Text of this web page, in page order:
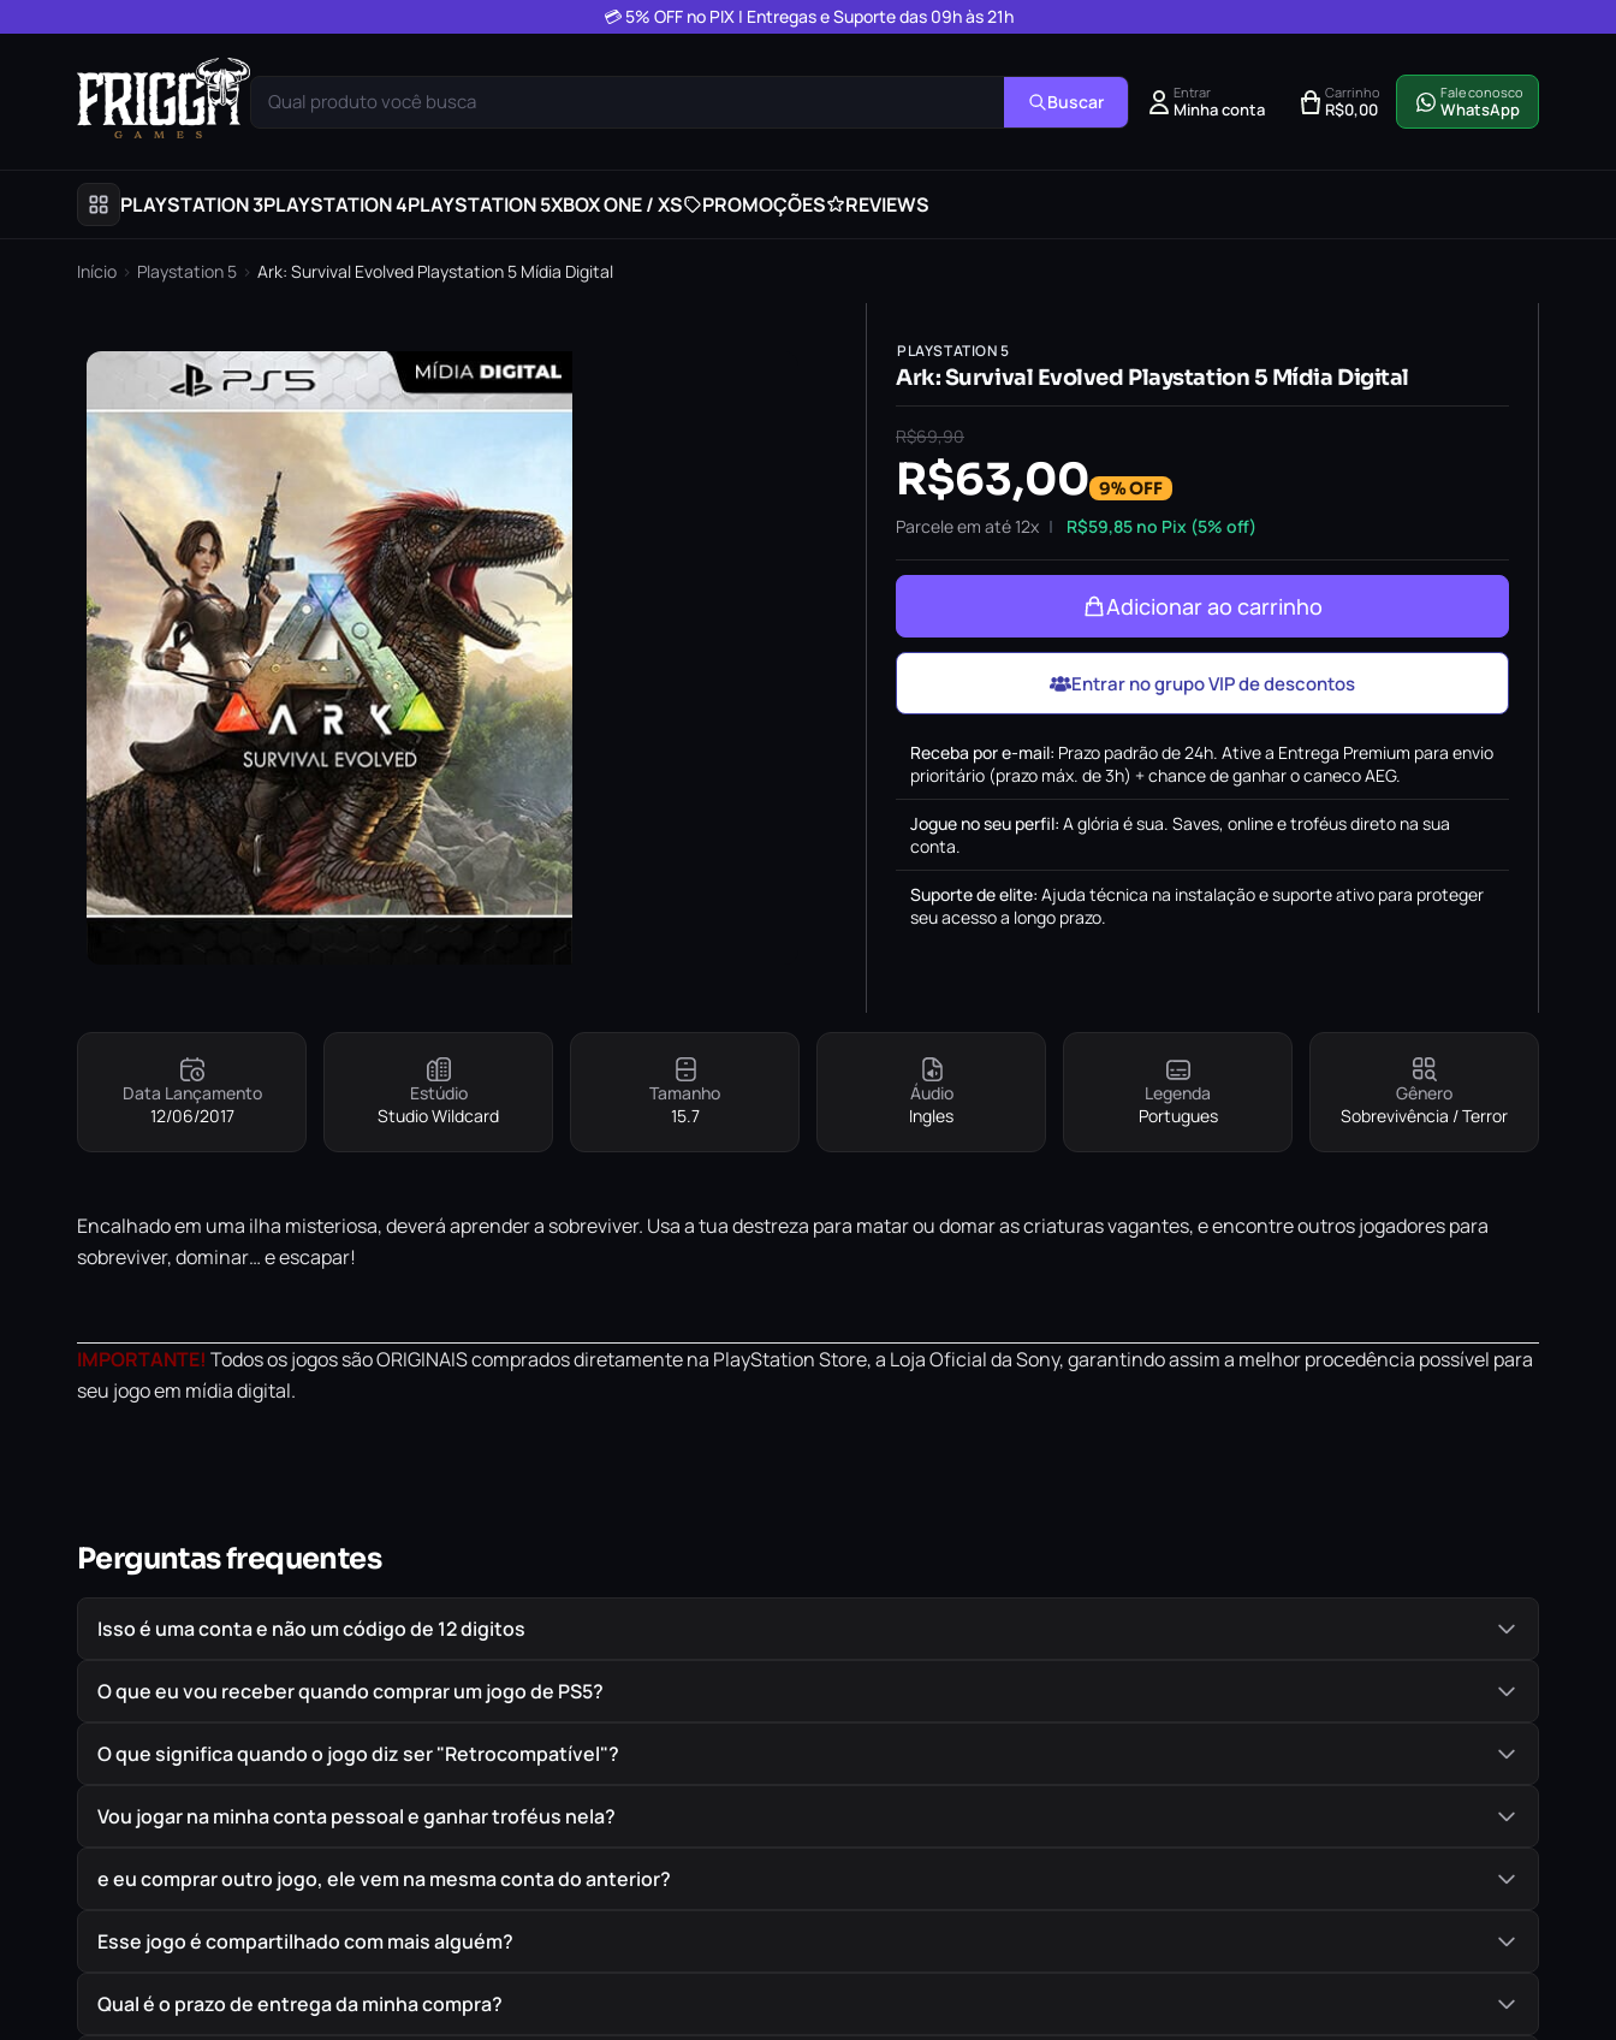
💳 5% OFF no PIX | Entregas e Suporte das 09h às 21h
Qual produto você busca Buscar Entrar
Minha conta
Carrinho
R$0,00
Fale conosco
WhatsApp
PLAYSTATION 3PLAYSTATION 4PLAYSTATION 5XBOX ONE / XS PROMOÇÕES REVIEWS
Início › Playstation 5 › Ark: Survival Evolved Playstation 5 Mídia Digital
PLAYSTATION 5
Ark: Survival Evolved Playstation 5 Mídia Digital
R$69,90
R$63,00 9% OFF
Parcele em até 12x R$59,85 no Pix (5% off)
Adicionar ao carrinho
Entrar no grupo VIP de descontos
Receba por e-mail: Prazo padrão de 24h. Ative a Entrega Premium para envio
prioritário (prazo máx. de 3h) + chance de ganhar o caneco AEG.
Jogue no seu perfil: A glória é sua. Saves, online e troféus direto na sua
conta.
Suporte de elite: Ajuda técnica na instalação e suporte ativo para proteger
seu acesso a longo prazo.
Data Lançamento
12/06/2017
Estúdio
Studio Wildcard
Tamanho
15.7
Áudio
Ingles
Legenda
Portugues
Gênero
Sobrevivência / Terror
Encalhado em uma ilha misteriosa, deverá aprender a sobreviver. Usa a tua destreza para matar ou domar as criaturas vagantes, e encontre outros jogadores para
sobreviver, dominar… e escapar!
IMPORTANTE! Todos os jogos são ORIGINAIS comprados diretamente na PlayStation Store, a Loja Oficial da Sony, garantindo assim a melhor procedência possível para
seu jogo em mídia digital.
Perguntas frequentes
Isso é uma conta e não um código de 12 digitos
O que eu vou receber quando comprar um jogo de PS5?
O que significa quando o jogo diz ser "Retrocompatível"?
Vou jogar na minha conta pessoal e ganhar troféus nela?
e eu comprar outro jogo, ele vem na mesma conta do anterior?
Esse jogo é compartilhado com mais alguém?
Qual é o prazo de entrega da minha compra?